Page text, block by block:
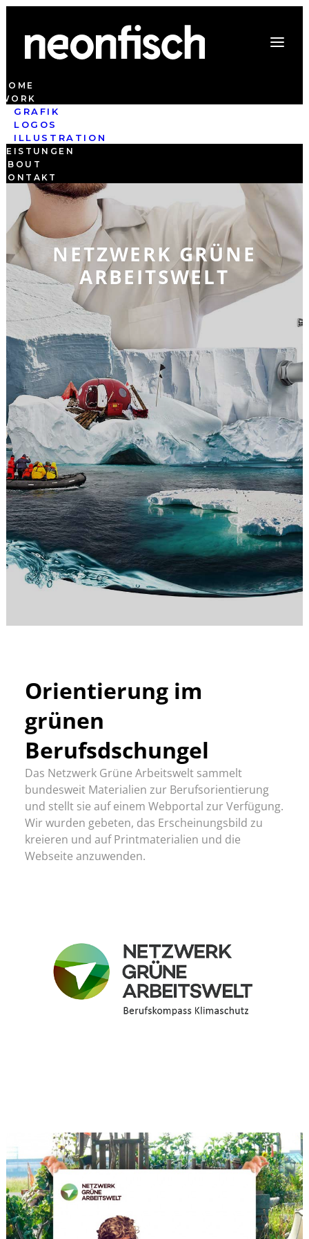
HOME
WORK
GRAFIK
LOGOS
ILLUSTRATION
LEISTUNGEN
ABOUT
KONTAKT
NETZWERK GRÜNE
ARBEITSWELT
Orientierung im
grünen
Berufsdschungel
Das Netzwerk Grüne Arbeitswelt sammelt
bundesweit Materialien zur Berufsorientierung
und stellt sie auf einem Webportal zur Verfügung.
Wir wurden gebeten, das Erscheinungsbild zu
kreieren und auf Printmaterialien und die
Webseite anzuwenden.